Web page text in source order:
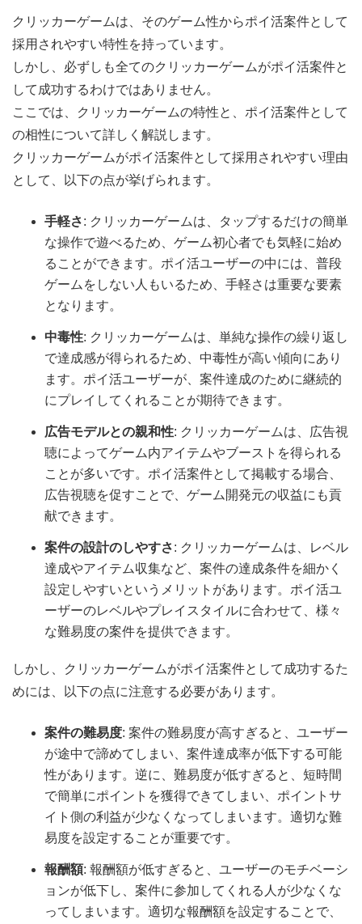
クリッカーゲームは、そのゲーム性からポイ活案件として
採用されやすい特性を持っています。
しかし、必ずしも全てのクリッカーゲームがポイ活案件と
して成功するわけではありません。
ここでは、クリッカーゲームの特性と、ポイ活案件として
の相性について詳しく解説します。
クリッカーゲームがポイ活案件として採用されやすい理由
として、以下の点が挙げられます。
手軽さ: クリッカーゲームは、タップするだけの簡単
な操作で遊べるため、ゲーム初心者でも気軽に始め
ることができます。ポイ活ユーザーの中には、普段
ゲームをしない人もいるため、手軽さは重要な要素
となります。
中毒性: クリッカーゲームは、単純な操作の繰り返し
で達成感が得られるため、中毒性が高い傾向にあり
ます。ポイ活ユーザーが、案件達成のために継続的
にプレイしてくれることが期待できます。
広告モデルとの親和性: クリッカーゲームは、広告視
聴によってゲーム内アイテムやブーストを得られる
ことが多いです。ポイ活案件として掲載する場合、
広告視聴を促すことで、ゲーム開発元の収益にも貢
献できます。
案件の設計のしやすさ: クリッカーゲームは、レベル
達成やアイテム収集など、案件の達成条件を細かく
設定しやすいというメリットがあります。ポイ活ユ
ーザーのレベルやプレイスタイルに合わせて、様々
な難易度の案件を提供できます。
しかし、クリッカーゲームがポイ活案件として成功するた
めには、以下の点に注意する必要があります。
案件の難易度: 案件の難易度が高すぎると、ユーザー
が途中で諦めてしまい、案件達成率が低下する可能
性があります。逆に、難易度が低すぎると、短時間
で簡単にポイントを獲得できてしまい、ポイントサ
イト側の利益が少なくなってしまいます。適切な難
易度を設定することが重要です。
報酬額: 報酬額が低すぎると、ユーザーのモチベーシ
ョンが低下し、案件に参加してくれる人が少なくな
ってしまいます。適切な報酬額を設定することで、